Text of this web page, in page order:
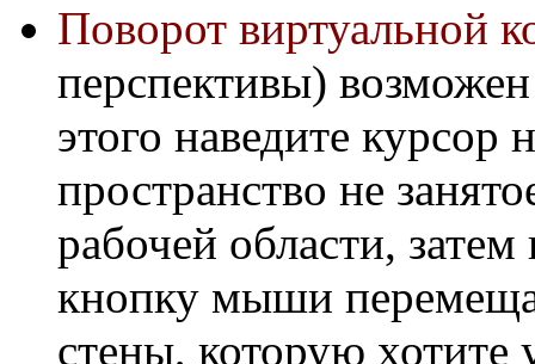
Поворот виртуальной
перспективы)
этого наведите курсор
пространство не
рабочей области,
кнопку мыши
стены, которую хотите